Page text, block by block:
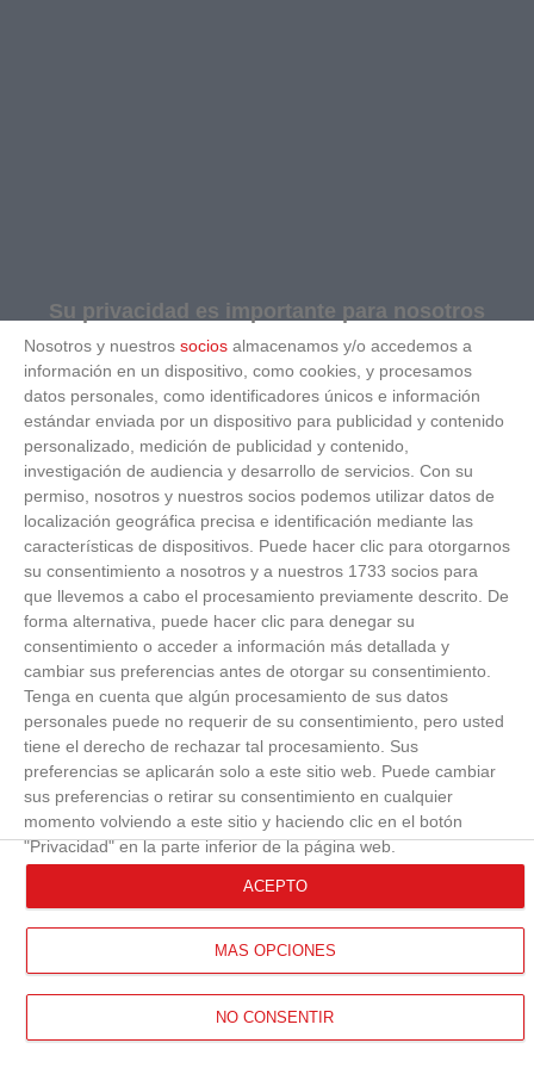
Su privacidad es importante para nosotros
Nosotros y nuestros socios almacenamos y/o accedemos a
información en un dispositivo, como cookies, y procesamos
datos personales, como identificadores únicos e información
estándar enviada por un dispositivo para publicidad y contenido
personalizado, medición de publicidad y contenido,
investigación de audiencia y desarrollo de servicios. Con su
permiso, nosotros y nuestros socios podemos utilizar datos de
localización geográfica precisa e identificación mediante las
características de dispositivos. Puede hacer clic para otorgarnos
su consentimiento a nosotros y a nuestros 1733 socios para
que llevemos a cabo el procesamiento previamente descrito. De
forma alternativa, puede hacer clic para denegar su
consentimiento o acceder a información más detallada y
cambiar sus preferencias antes de otorgar su consentimiento.
Tenga en cuenta que algún procesamiento de sus datos
personales puede no requerir de su consentimiento, pero usted
tiene el derecho de rechazar tal procesamiento. Sus
preferencias se aplicarán solo a este sitio web. Puede cambiar
sus preferencias o retirar su consentimiento en cualquier
momento volviendo a este sitio y haciendo clic en el botón
"Privacidad" en la parte inferior de la página web.
MÁS OPCIONES
NO CONSENTIR
ACEPTO